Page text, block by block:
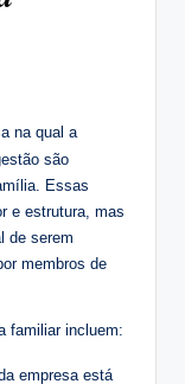
na qual a
são
Essas
e estrutura, mas
de serem
membros de
familiar incluem:
empresa está